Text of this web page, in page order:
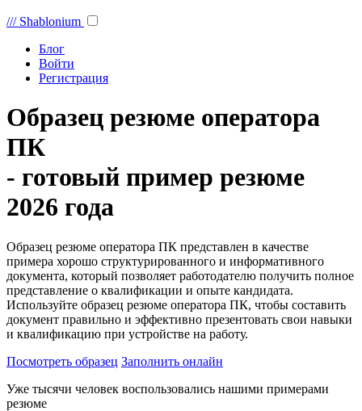
/// Shablonium
Блог
Войти
Регистрация
Образец резюме оператора
ПК
- готовый пример резюме
2026 года
Образец резюме оператора ПК представлен в качестве
примера хорошо структурированного и информативного
документа, который позволяет работодателю получить полное
представление о квалификации и опыте кандидата.
Используйте образец резюме оператора ПК, чтобы составить
документ правильно и эффективно презентовать свои навыки
и квалификацию при устройстве на работу.
Посмотреть образец Заполнить онлайн
Уже тысячи человек воспользовались нашими примерами
резюме